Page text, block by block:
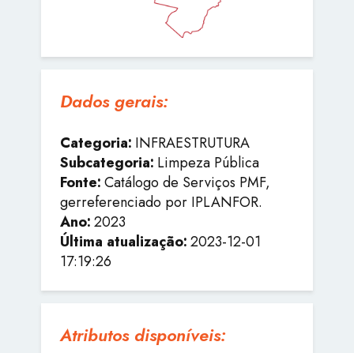
Dados gerais:
Categoria: INFRAESTRUTURA
Subcategoria: Limpeza Pública
Fonte:Catálogo de Serviços PMF,
gerreferenciado por IPLANFOR.
Ano:2023
Última atualização:2023-12-01
17:19:26
Atributos disponíveis: